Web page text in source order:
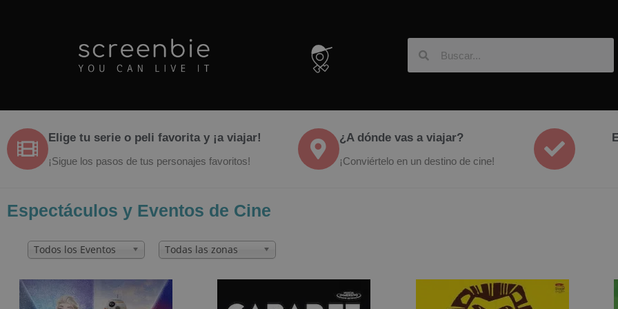
Elige tu serie o peli favorita y ¡a viajar!
¡Sigue los pasos de tus personajes favoritos!
¿A dónde vas a viajar?
¡Conviértelo en un destino de cine!
Espectáculos y Eventos de Cine
Todos los Eventos Todas las zonas